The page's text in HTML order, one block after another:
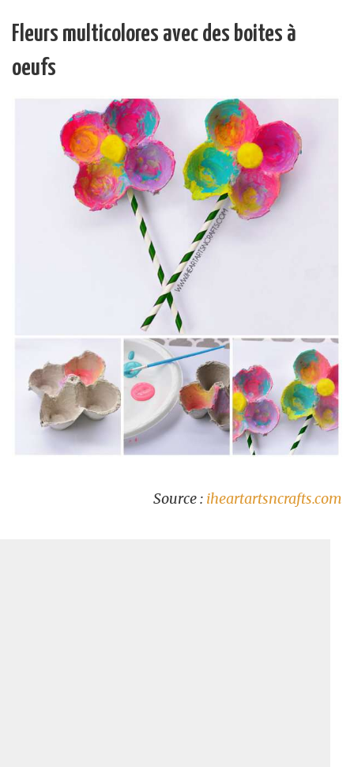
Fleurs multicolores avec des boites à
oeufs
Source : iheartartsncrafts.com